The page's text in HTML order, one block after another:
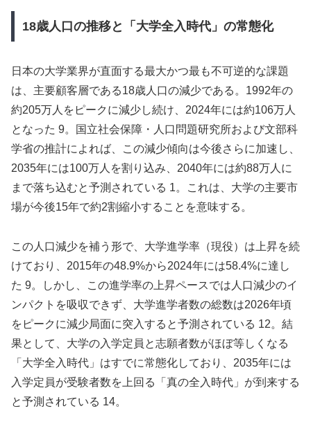
18歳人口の推移と「大学全入時代」の常態化
日本の大学業界が直面する最大かつ最も不可逆的な課題
は、主要顧客層である18歳人口の減少である。1992年の
約205万人をピークに減少し続け、2024年には約106万人
となった 9。国立社会保障・人口問題研究所および文部科
学省の推計によれば、この減少傾向は今後さらに加速し、
2035年には100万人を割り込み、2040年には約88万人に
まで落ち込むと予測されている 1。これは、大学の主要市
場が今後15年で約2割縮小することを意味する。
この人口減少を補う形で、大学進学率（現役）は上昇を続
けており、2015年の48.9%から2024年には58.4%に達し
た 9。しかし、この進学率の上昇ペースでは人口減少のイ
ンパクトを吸収できず、大学進学者数の総数は2026年頃
をピークに減少局面に突入すると予測されている 12。結
果として、大学の入学定員と志願者数がほぼ等しくなる
「大学全入時代」はすでに常態化しており、2035年には
入学定員が受験者数を上回る「真の全入時代」が到来する
と予測されている 14。